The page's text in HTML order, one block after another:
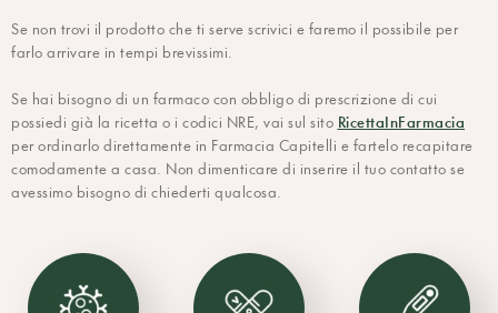
Se non trovi il prodotto che ti serve scrivici e faremo il possibile per
farlo arrivare in tempi brevissimi.
Se hai bisogno di un farmaco con obbligo di prescrizione di cui
possiedi già la ricetta o i codici NRE, vai sul sito RicettaInFarmacia
per ordinarlo direttamente in Farmacia Capitelli e fartelo recapitare
comodamente a casa. Non dimenticare di inserire il tuo contatto se
avessimo bisogno di chiederti qualcosa.